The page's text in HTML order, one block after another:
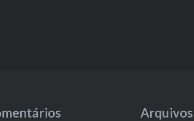
Arquivos